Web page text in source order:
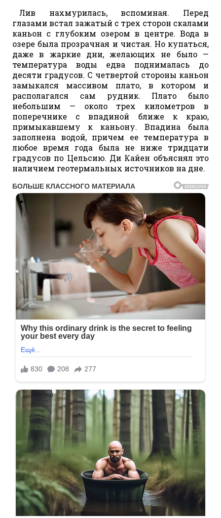
Лив нахмурилась, вспоминая. Перед
глазами встал зажатый с трех сторон скалами
каньон с глубоким озером в центре. Вода в
озере была прозрачная и чистая. Но купаться,
даже в жаркие дни, желающих не было —
температура воды едва поднималась до
десяти градусов. С четвертой стороны каньон
замыкался массивом плато, в котором и
располагался сам рудник. Плато было
небольшим — около трех километров в
поперечнике с впадиной ближе к краю,
примыкавшему к каньону. Впадина была
заполнена водой, причем ее температура в
любое время года была не ниже тридцати
градусов по Цельсию. Ди Кайен объяснял это
наличием геотермальных источников на дне.